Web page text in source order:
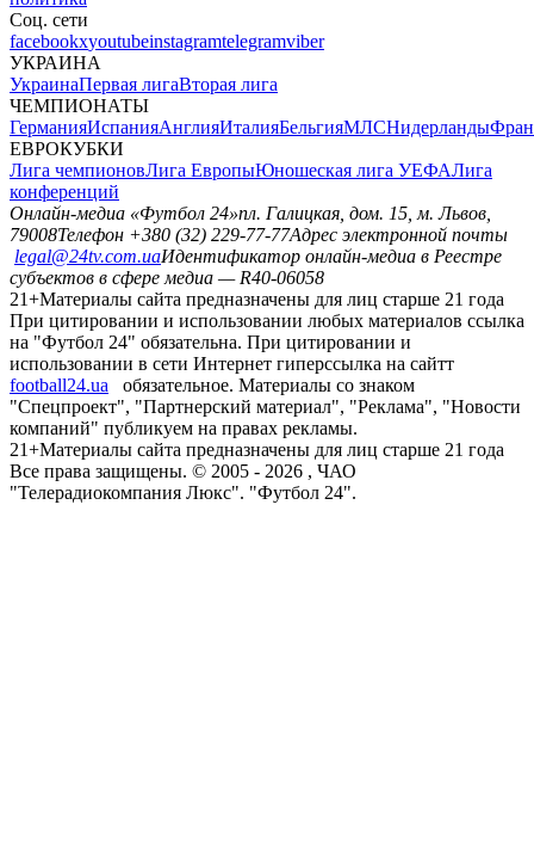
Соц. сети
facebookxyoutubeinstagramtelegramviber
УКРАИНА
УкраинаПервая лигаВторая лига
ЧЕМПИОНАТЫ
ГерманияИспанияАнглияИталияБельгияМЛСНидерланды
ЕВРОКУБКИ
Лига чемпионовЛига ЕвропыЮношеская лига УЕФАЛига
конференций
Онлайн-медиа «Футбол 24»пл. Галицкая, дом. 15, м. Львов,
79008Телефон +380 (32) 229-77-77Адрес электронной почты
legal@24tv.com.uaИдентификатор онлайн-медиа в Реестре
субъектов в сфере медиа — R40-06058
21+Материалы сайта предназначены для лиц старше 21 года
При цитировании и использовании любых материалов ссылка
на "Футбол 24" обязательна. При цитировании и
использовании в сети Интернет гиперссылка на сайтт
football24.ua
обязательное. Материалы со знаком
"Спецпроект", "Партнерский материал", "Реклама", "Новости
компаний" публикуем на правах рекламы.
21+Материалы сайта предназначены для лиц старше 21 года
Все права защищены. © 2005 - 2026 , ЧАО
"Телерадиокомпания Люкс". "Футбол 24".